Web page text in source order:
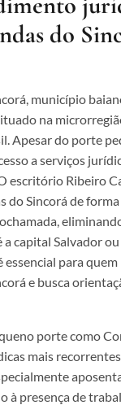
do
município
na
Apesar do porte
a serviços
escritório Ribeiro
do Sincorá de
capital Salvador ou
essencial para
e busca
porte como
mais
à presença de